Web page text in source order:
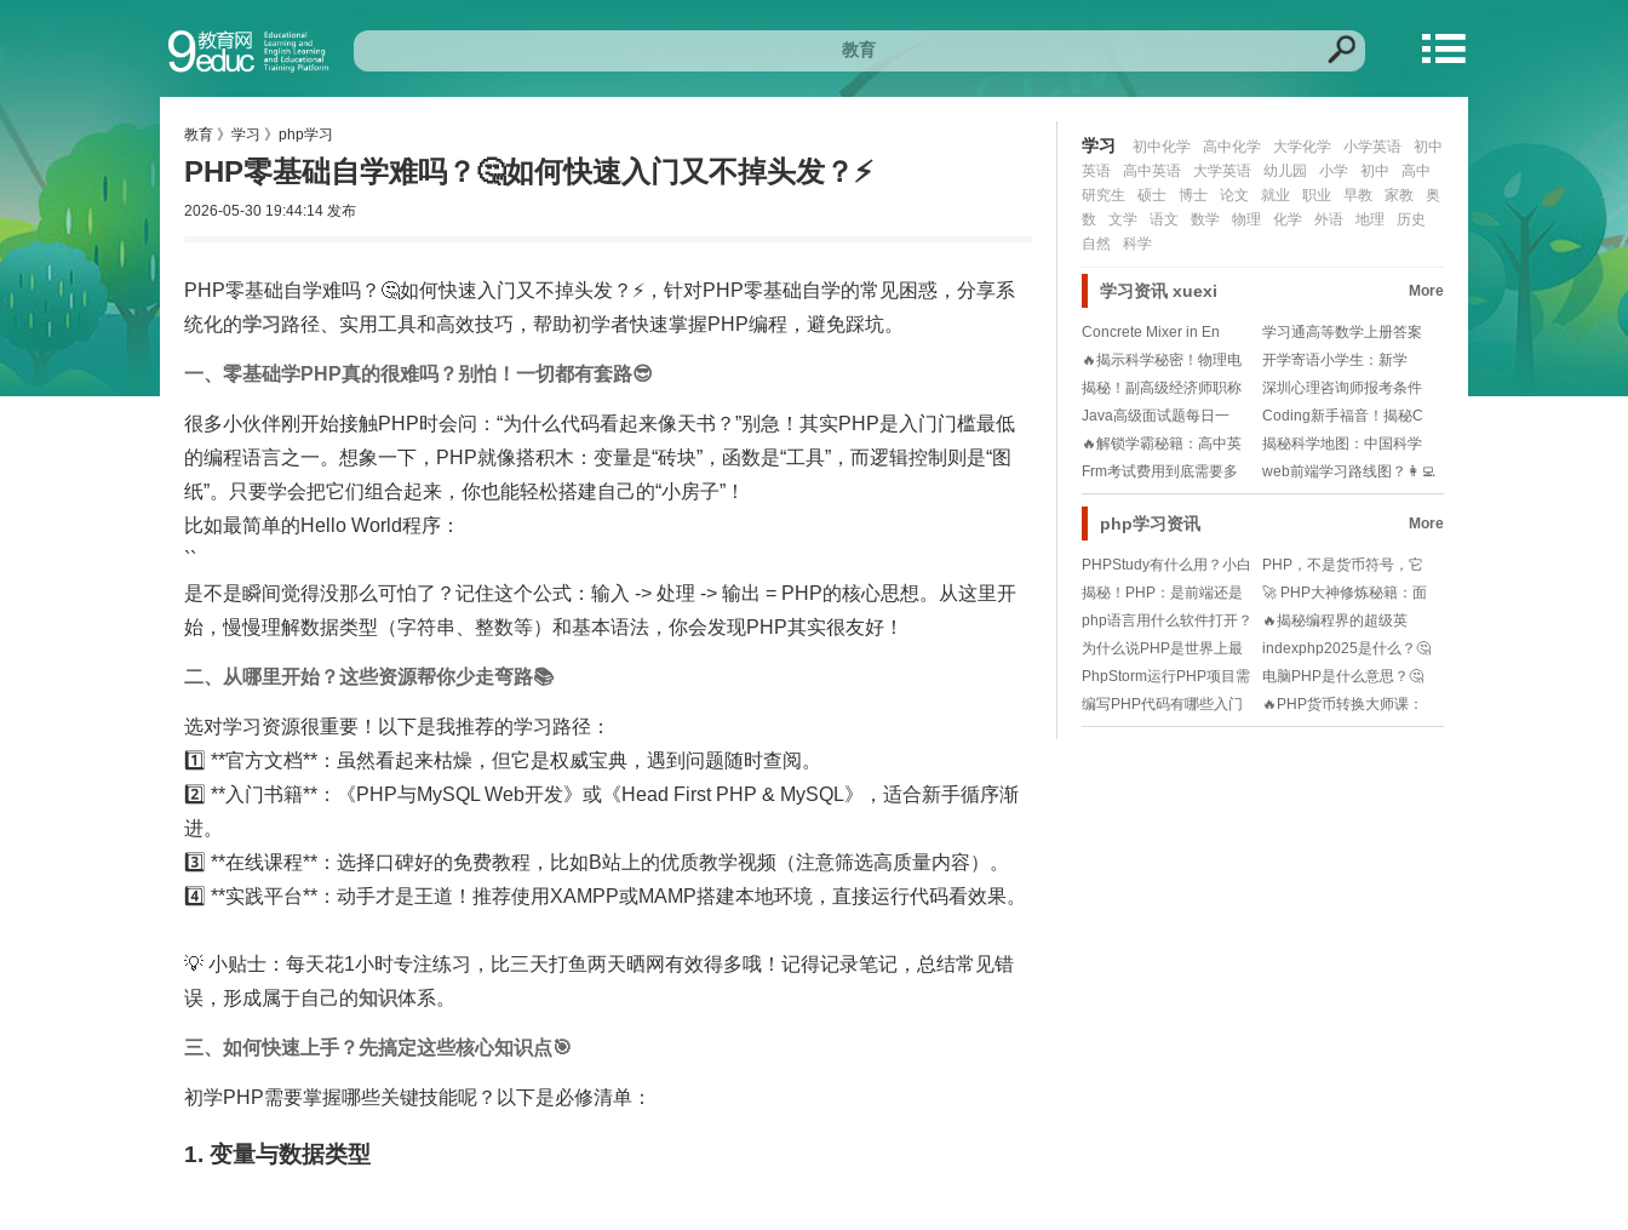
教育 》 学习 》 php学习
PHP零基础自学难吗？🤔如何快速入门又不掉头发？⚡
2026-05-30 19:44:14 发布
PHP零基础自学难吗？🤔如何快速入门又不掉头发？⚡，针对PHP零基础自学的常见困惑，分享系
统化的学习 路径、实用工具和高效技巧，帮助初学者快速掌握PHP编程，避免踩坑。
一、零基础学PHP真的很难吗？别怕！一切都有套路😎
很多小伙伴刚开始接触PHP时会问：“为什么代码看起来像天书？”别急！其实PHP是入门门槛最低
的编程语言之一。想象一下，PHP就像搭积木：变量是“砖块”，函数是“工具”，而逻辑控制则是“图
纸”。只要学会把它们组合起来，你也能轻松搭建自己的“小房子”！
比如最简单的Hello World程序：
``
是不是瞬间觉得没那么可怕了？记住这个公式：输入 -> 处理 -> 输出 = PHP的核心思想。从这里开
始，慢慢理解数据类型（字符串、整数等）和基本语法，你会发现PHP其实很友好！
二、从哪里开始？这些资源帮你少走弯路📚
选对学习资源很重要！以下是我推荐的学习路径：
1️⃣ **官方文档**：虽然看起来枯燥，但它是权威宝典，遇到问题随时查阅。
2️⃣ **入门书籍**：《PHP与MySQL Web开发》或《Head First PHP & MySQL》，适合新手循序渐
进。
3️⃣ **在线课程**：选择口碑好的免费教程，比如B站上的优质教学视频（注意筛选高质量内容）。
4️⃣ **实践平台**：动手才是王道！推荐使用XAMPP或MAMP搭建本地环境，直接运行代码看效果。
💡 小贴士：每天花1小时专注练习，比三天打鱼两天晒网有效得多哦！记得记录笔记，总结常见错
误，形成属于自己的知识体系。
三、如何快速上手？先搞定这些核心知识点🎯
初学PHP需要掌握哪些关键技能呢？以下是必修清单：
1. 变量与数据类型
学习 初中化学 高中化学 大学化学 小学英语
初中
英语
高中英语 大学英语 幼儿园 小学 初中
高中
研究生
硕士 博士 论文 就业 职业 早教 家教
奥
数
文学 语文 数学 物理 化学 外语 地理
历史
自然
科学
学习资讯 xuexi More
Concrete Mixer in En
学习通高等数学上册答案
在哪里找？📚如何高
🔥揭示科学秘密！物理电
功率：驱动生活的神
开学寄语小学生：新学
期，新征程，你准备好
揭秘！副高级经济师职称
晋升路标📈💰
深圳心理咨询师报考条件
是什么？想转行的你
Java高级面试题每日一
题？如何高效备考
Coding新手福音！揭秘C
语言菜鸟必备
🔥解锁学霸秘籍：高中英
语学习的终极指南🚀
揭秘科学地图：中国科学
院地理科学与资源研
Frm考试费用到底需要多
少？2025最新
web前端学习路线图？👩‍💻
前端小白如何
php学习资讯 More
PHPStudy有什么用？小白
如何快速上手？💡
PHP，不是货币符号，它
是编程界的超级英雄!
揭秘！PHP：是前端还是
后端的超级英雄？图像视
频处理全解析!
🚀 PHP大神修炼秘籍：面
试宝典，助你一飞冲天！
🏆
php语言用什么软件打开？
💡新手必备开发工具推
荐！
🔥揭秘编程界的超级英
雄！PHP语言的神奇力量
揭秘！🚀
为什么说PHP是世界上最
好的语言？🔥
indexphp2025是什么？🤔
学习编程的入门小白该不
该关注它？✨
PhpStorm运行PHP项目需
要哪些步骤？💡小白也能
快速上手！
电脑PHP是什么意思？🤔
学编程的小伙伴看过来！✨
编写PHP代码有哪些入门
技巧？🤔新手如何快速上
🔥PHP货币转换大师课：
轻松玩转国际汇率💸